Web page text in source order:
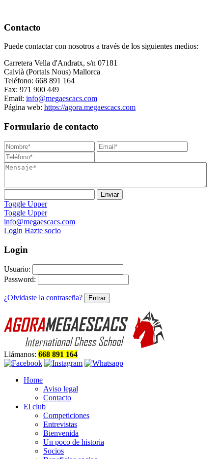
Contacto
Puede contactar con nosotros a través de los siguientes medios:
Carretera Vella d'Andratx, s/n 07181
Calvià (Portals Nous) Mallorca
Teléfono: 668 891 164
Fax: 971 900 449
Email: info@megaescacs.com
Página web: https://agora.megaescacs.com
Formulario de contacto
Toggle Upper
Toggle Upper
info@megaescacs.com
Login Hazte socio
Login
Usuario:
Password:
¿Olvidaste la contraseña?
Llámanos: 668 891 164
Home
Aviso legal
Contacto
El club
Competiciones
Entrevistas
Bienvenida
Un poco de historia
Socios